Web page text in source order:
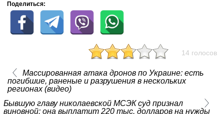
Поделиться:
14 голосов
Массированная атака дронов по Украине: есть
погибшие, раненые и разрушения в нескольких
регионах (видео)
Бывшую главу николаевской МСЭК суд признал
виновной: она выплатит 220 тыс. долларов на нужды